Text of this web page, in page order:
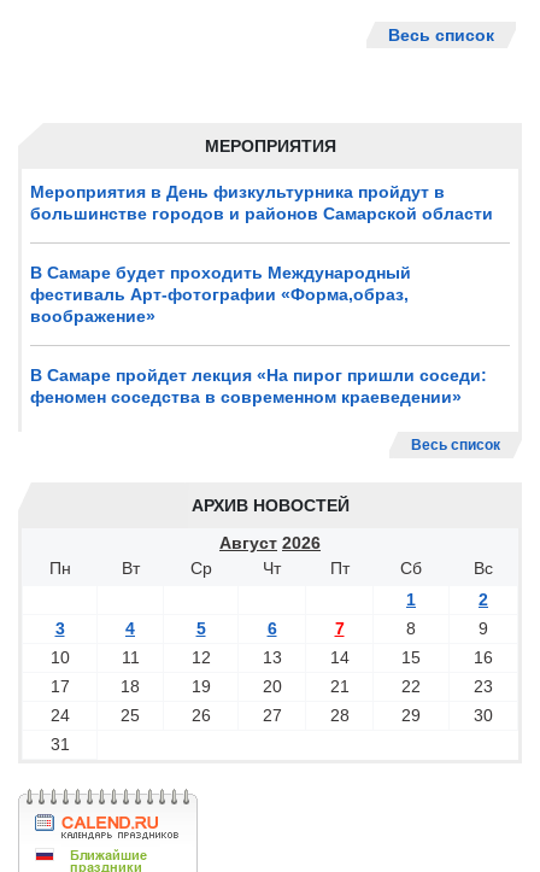
МЕРОПРИЯТИЯ
Мероприятия в День физкультурника пройдут в
большинстве городов и районов Самарской области
В Самаре будет проходить Международный
фестиваль Арт-фотографии «Форма,образ,
воображение»
В Самаре пройдет лекция «На пирог пришли соседи:
феномен соседства в современном краеведении»
Весь список
АРХИВ НОВОСТЕЙ
Август 2026
Пн
Вт Ср Чт Пт Сб
Вс
1
2
3
4 5 6 7 8
9
10
11 12 13 14 15
16
17
18 19 20 21 22
23
24
25 26 27 28 29
30
31
Весь список